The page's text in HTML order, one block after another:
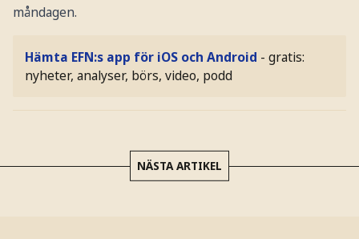
måndagen.
Hämta EFN:s app för iOS och Android - gratis:
nyheter, analyser, börs, video, podd
NÄSTA ARTIKEL